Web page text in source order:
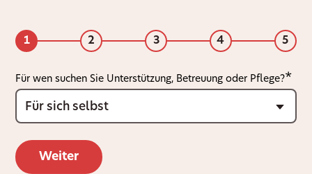
1 2 3 4 5
Für wen suchen Sie Unterstützung, Betreuung oder Pflege?